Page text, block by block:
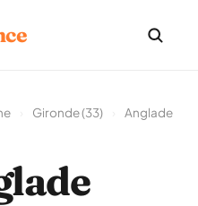
Gironde (33) Anglade